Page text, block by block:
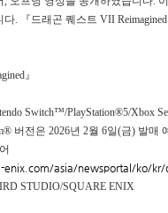
다.
『드래곤 퀘스트 VII
』
Switch™/PlayStation®5/Xbox
버전은 2026년 2월 6일(금) 발매
enix.com/asia/newsportal/ko/kr/
STUDIO/SQUARE ENIX